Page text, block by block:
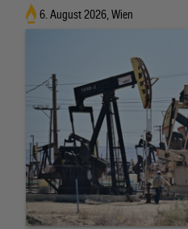
6. August 2026, Wien